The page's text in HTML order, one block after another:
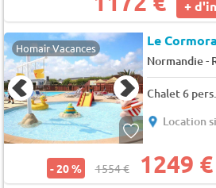
+
Homair Vacances Le
Normandie-
Chalet 6
Location
- 20 % 1554 € 1249 €